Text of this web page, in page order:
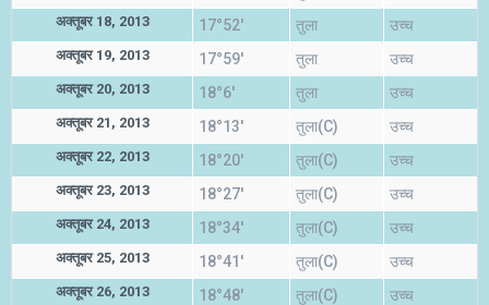
अक्तूबर 18, 2013 17°52' तुला उच्च
अक्तूबर 19, 2013 17°59' तुला उच्च
अक्तूबर 20, 2013 18°6' तुला उच्च
अक्तूबर 21, 2013 18°13' तुला(C) उच्च
अक्तूबर 22, 2013 18°20' तुला(C) उच्च
अक्तूबर 23, 2013 18°27' तुला(C) उच्च
अक्तूबर 24, 2013 18°34' तुला(C) उच्च
अक्तूबर 25, 2013 18°41' तुला(C) उच्च
अक्तूबर 26, 2013 18°48' तुला(C) उच्च